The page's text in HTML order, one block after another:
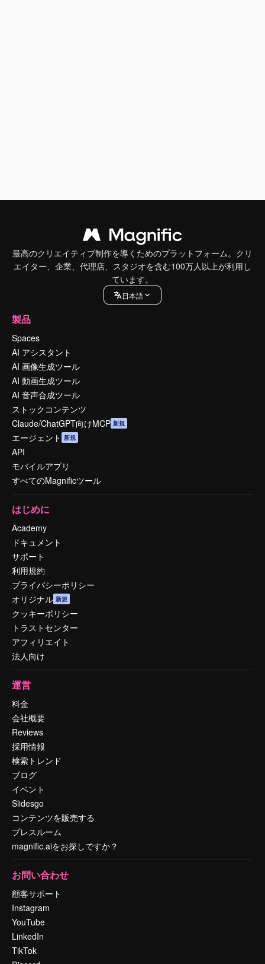
最高のクリエイティブ制作を導くためのプラットフォーム。クリ
エイター、企業、代理店、スタジオを含む100万人以上が利用し
ています。
日本語
製品
Spaces
AI アシスタント
AI 画像生成ツール
AI 動画生成ツール
AI 音声合成ツール
ストックコンテンツ
Claude/ChatGPT向けMCP 新規
エージェント 新規
API
モバイルアプリ
すべてのMagnificツール
はじめに
Academy
ドキュメント
サポート
利用規約
プライバシーポリシー
オリジナル 新規
クッキーポリシー
トラストセンター
アフィリエイト
法人向け
運営
料金
会社概要
Reviews
採用情報
検索トレンド
ブログ
イベント
Slidesgo
コンテンツを販売する
プレスルーム
magnific.aiをお探しですか？
お問い合わせ
顧客サポート
Instagram
YouTube
LinkedIn
TikTok